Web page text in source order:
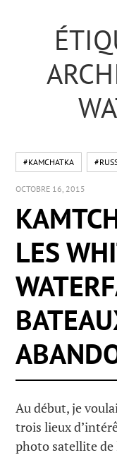
#KAMCHATKA
OCTOBRE 16, 2015
LES
Au début, je
trois lieux
photo satellite de